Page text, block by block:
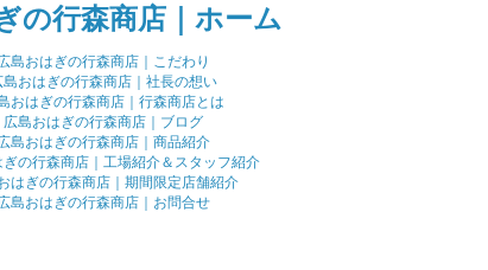
の行森商店｜ホーム
島おはぎの行森商店｜こだわり
島おはぎの行森商店｜社長の想い
おはぎの行森商店｜行森商店とは
広島おはぎの行森商店｜ブログ
島おはぎの行森商店｜商品紹介
ぎの行森商店｜工場紹介＆スタッフ紹介
はぎの行森商店｜期間限定店舗紹介
島おはぎの行森商店｜お問合せ